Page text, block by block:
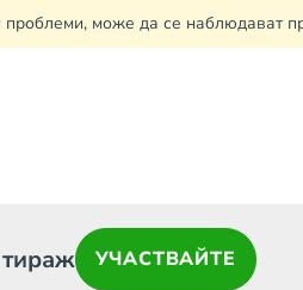
проблеми, може да се наблюдават
УЧАСТВАЙТЕ